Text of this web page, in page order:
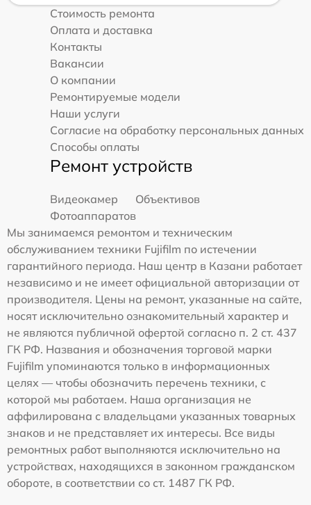
Стоимость ремонта
Оплата и доставка
Контакты
Вакансии
О компании
Ремонтируемые модели
Наши услуги
Согласие на обработку персональных данных
Способы оплаты
Ремонт устройств
Видеокамер
Объективов
Фотоаппаратов
Мы занимаемся ремонтом и техническим
обслуживанием техники Fujifilm по истечении
гарантийного периода. Наш центр в Казани работает
независимо и не имеет официальной авторизации от
производителя. Цены на ремонт, указанные на сайте,
носят исключительно ознакомительный характер и
не являются публичной офертой согласно п. 2 ст. 437
ГК РФ. Названия и обозначения торговой марки
Fujifilm упоминаются только в информационных
целях — чтобы обозначить перечень техники, с
которой мы работаем. Наша организация не
аффилирована с владельцами указанных товарных
знаков и не представляет их интересы. Все виды
ремонтных работ выполняются исключительно на
устройствах, находящихся в законном гражданском
обороте, в соответствии со ст. 1487 ГК РФ.